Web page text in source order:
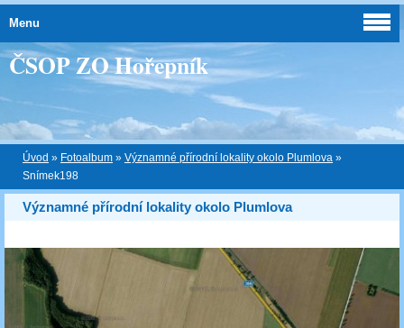
ČSOP ZO Hořepník
Úvod » Fotoalbum » Významné přírodní lokality okolo Plumlova »
Snímek198
Významné přírodní lokality okolo Plumlova
Menu